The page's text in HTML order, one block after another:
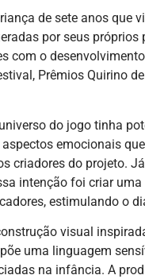
de sete anos que
por seus próprios
com o
Prêmios Quirino
do jogo tinha
emocionais
criadores do projeto.
intenção foi criar
estimulando o
visual
uma linguagem
na infância. A